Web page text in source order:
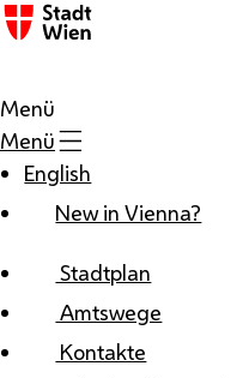
Zum Inhalt
Menü
Menü
English
New in Vienna?
Stadtplan
Amtswege
Kontakte